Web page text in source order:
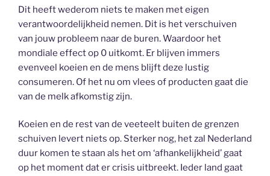
Dit heeft wederom niets te maken met eigen
verantwoordelijkheid nemen. Dit is het verschuiven
van jouw probleem naar de buren. Waardoor het
mondiale effect op 0 uitkomt. Er blijven immers
evenveel koeien en de mens blijft deze lustig
consumeren. Of het nu om vlees of producten gaat die
van de melk afkomstig zijn.
Koeien en de rest van de veeteelt buiten de grenzen
schuiven levert niets op. Sterker nog, het zal Nederland
duur komen te staan als het om ‘afhankelijkheid’ gaat
op het moment dat er crisis uitbreekt. Ieder land gaat